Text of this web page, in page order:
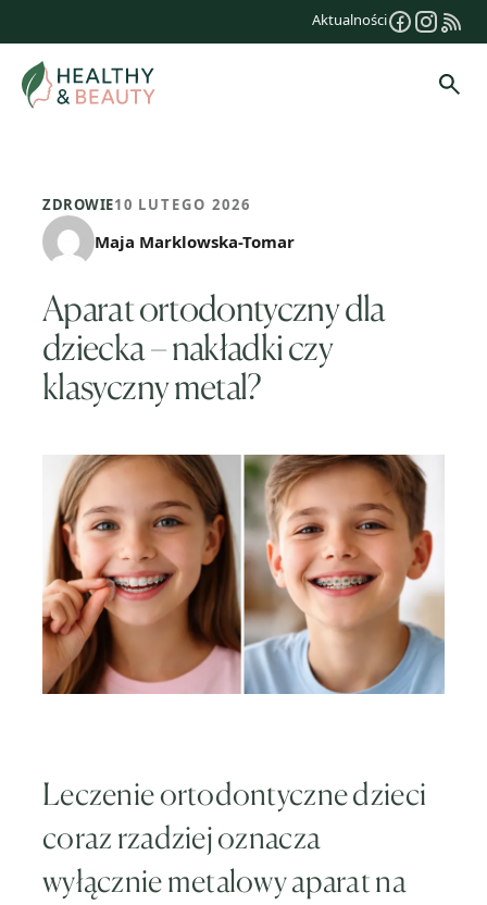
treści
Aktualności
ZDROWIE10 LUTEGO 2026
Maja Marklowska-Tomar
Aparat ortodontyczny dla
dziecka – nakładki czy
klasyczny metal?
Leczenie ortodontyczne dzieci
coraz rzadziej oznacza
wyłącznie metalowy aparat na